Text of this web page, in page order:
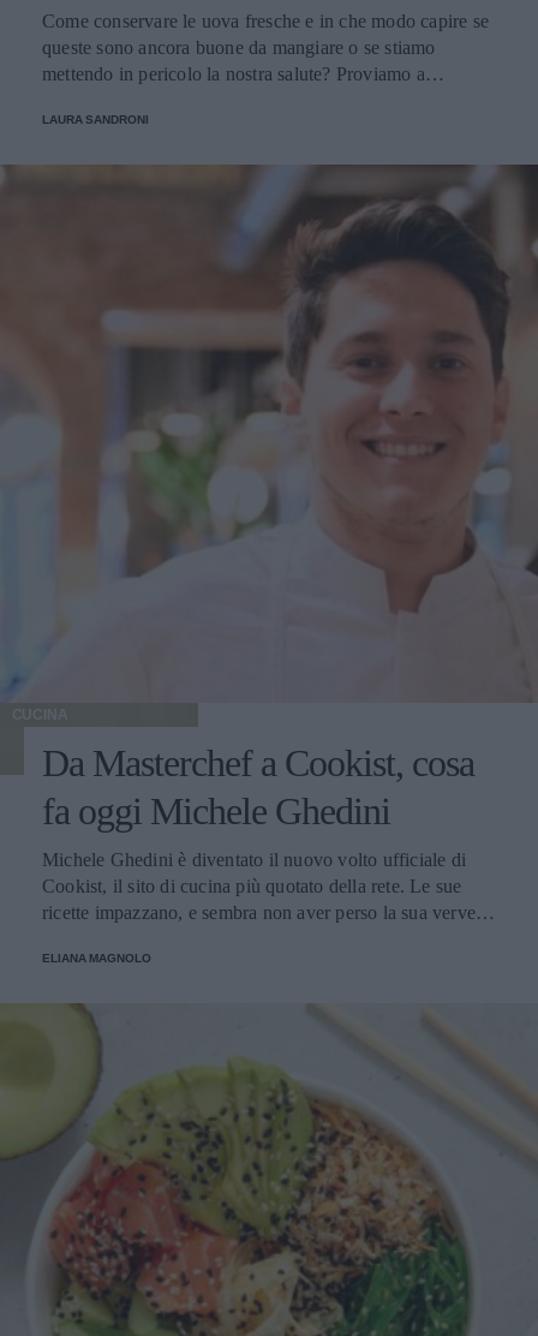
Come conservare le uova fresche e in che modo capire se
queste sono ancora buone da mangiare o se stiamo
mettendo in pericolo la nostra salute? Proviamo a
LAURA SANDRONI
CUCINA
Da Masterchef a Cookist, cosa
fa oggi Michele Ghedini
Michele Ghedini è diventato il nuovo volto ufficiale di
Cookist, il sito di cucina più quotato della rete. Le sue
ricette impazzano, e sembra non aver perso la sua verve
veramente stupendo.
ELIANA MAGNOLO